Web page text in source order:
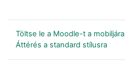
Töltse le a Moodle-t a mobiljára
Áttérés a standard stílusra